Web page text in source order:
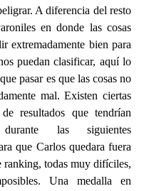
A diferencia del resto
en donde las cosas
extremadamente bien para
puedan clasificar, aquí lo
pasar es que las cosas no
mal. Existen ciertas
resultados que tendrían
las siguientes
que Carlos quedara fuera
ranking, todas muy difíciles,
Una medalla en